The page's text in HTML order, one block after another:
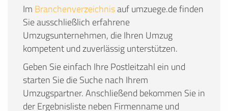
Im Branchenverzeichnisauf umzuege.de finden
Sie ausschließlich erfahrene
Umzugsunternehmen, die Ihren Umzug
kompetent und zuverlässig unterstützen.
Geben Sie einfach Ihre Postleitzahl ein und
starten Sie die Suche nach Ihrem
Umzugspartner. Anschließend bekommen Sie in
der Ergebnisliste neben Firmenname und